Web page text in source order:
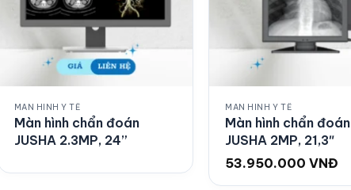
MÀN HÌNH Y TẾ
Màn hình chẩn đoán
JUSHA 2.3MP, 24”
MÀN HÌNH Y TẾ
Màn hình chẩn đoán
JUSHA 2MP, 21,3″
53.950.000VNĐ